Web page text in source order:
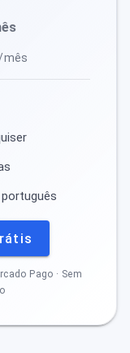
mês
Pago · Sem